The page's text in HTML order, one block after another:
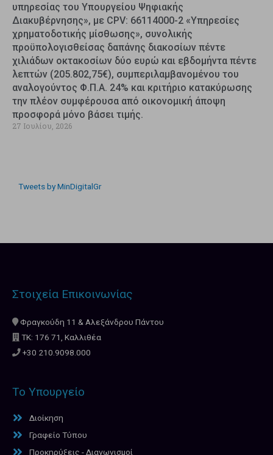
υπηρεσίας του Υπουργείου Ψηφιακής
Διακυβέρνησης», με CPV: 66114000-2 «Υπηρεσίες
χρηματοδοτικής μίσθωσης», συνολικής
προϋπολογισθείσας δαπάνης διακοσίων πέντε
χιλιάδων οκτακοσίων δύο ευρώ και εβδομήντα πέντε
λεπτών (205.802,75€), συμπεριλαμβανομένου του
αναλογούντος Φ.Π.Α. 24% και κριτήριο κατακύρωσης
την πλέον συμφέρουσα από οικονομική άποψη
προσφορά μόνο βάσει τιμής.
27 Ιουλίου, 2026
Tweets by MinDigitalGr
Στοιχεία Επικοινωνίας
Φραγκούδη 11 & Αλεξάνδρου Πάντου
ΤΚ: 176 71, Καλλιθέα
+30 210.9098.000
Το Υπουργείο
Διοίκηση
Γραφείο Τύπου
Προκηρύξεις - Διαγωνισμοί